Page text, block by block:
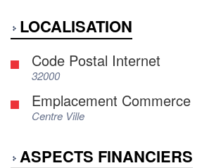
LOCALISATION
Code Postal Internet
32000
Emplacement Commerce
Centre Ville
ASPECTS FINANCIERS